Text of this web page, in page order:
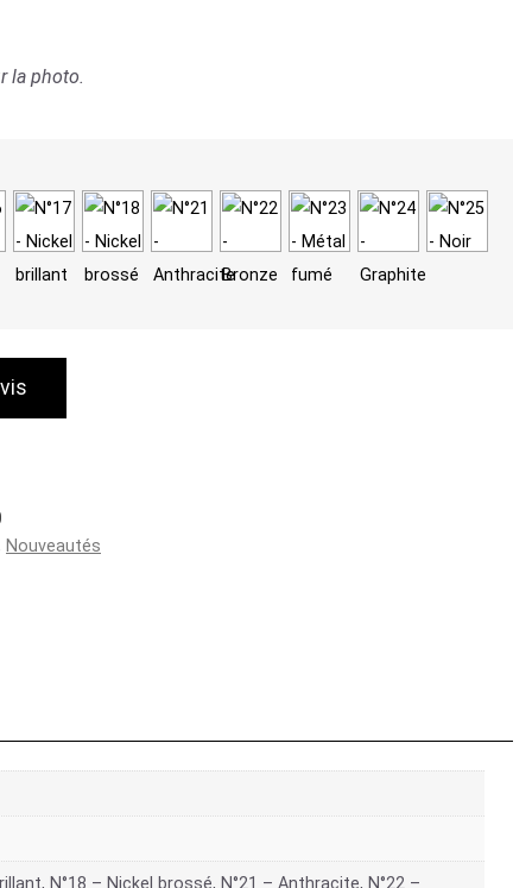
la photo.
Nouveautés
N°18 – Nickel brossé, N°21 – Anthracite, N°22 –